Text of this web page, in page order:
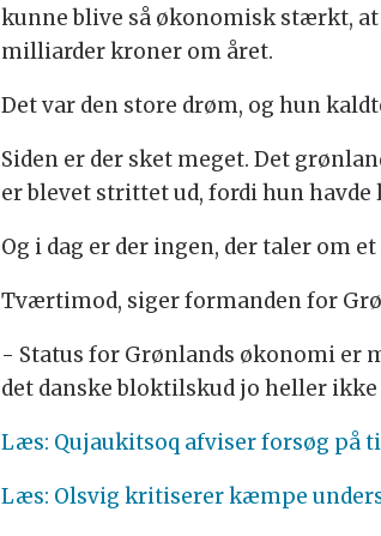
kunne blive så økonomisk stærkt, at
milliarder kroner om året.
Det var den store drøm, og hun
Siden er der sket meget. Det
er blevet strittet ud, fordi hun
Og i dag er der ingen, der taler om
Tværtimod, siger formanden for
- Status for Grønlands økonomi er
det danske bloktilskud jo heller
Læs: Qujaukitsoq afviser forsøg på
Læs: Olsvig kritiserer kæmpe